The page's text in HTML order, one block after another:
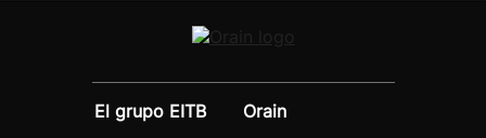
El grupo EITB
Orain